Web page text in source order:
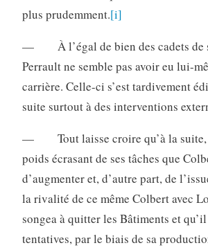
plus prudemment.[i]
— À l’égal de bien des cadets de
Perrault ne semble pas avoir eu lui-
carrière. Celle-ci s’est tardivement
suite surtout à des interventions
— Tout laisse croire qu’à la suite,
poids écrasant de ses tâches que
d’augmenter et, d’autre part, de
la rivalité de ce même Colbert avec
songea à quitter les Bâtiments et
tentatives, par le biais de sa